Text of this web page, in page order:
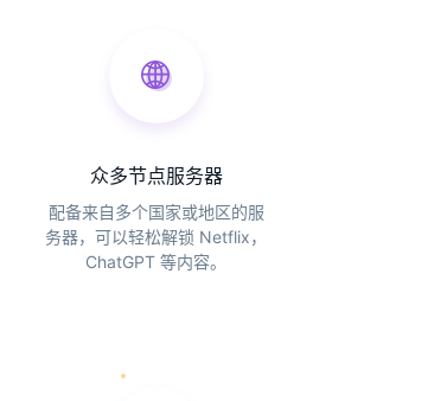
众多节点服务器
配备来自多个国家或地区的服
务器，可以轻松解锁 Netflix，
ChatGPT 等内容。